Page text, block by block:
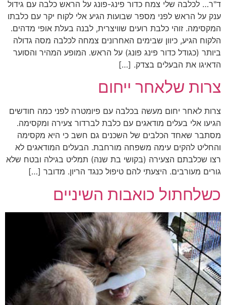
ד"ר… לכלבה שלי צמח כדור פינג-פונג על הראש כלבה עם גידול
ענק על הראש לפני מספר שבועות הגיע אלי לקוח יקר עם כלבתו
המקסימה. זוהי כלבת רועים שוויצרית, לבנה בעלת אופי מדהים.
הלקוח הגיע, כיוון שבימים האחרונים צמחה לכלבה מסה גדולה
ביותר (כגודל כדור פינג פונג) על הראש. המופע המהיר והסוער
הדאיגו את הבעלים בצדק. […]
צרות שלאחר ייחום
צרות לאחר יחום מעשה בכלבה עם פיומטרה לפני כמה חודשים
הגיעו אלי בעלים מודאגים עם כלבת לברדור צעירה ומקסימה.
מסתבר שאחד הכלבים של השכנים גם חשב כי היא מקסימה
והחליט להקים עימה משפחה מורחבת. הבעלים המודאגים לא
רצו שכלבתם הצעירה (בקושי בת שנה) תמליט בגילה ובטח שלא
גורים מעורבים. היצעתי להם טיפול כנגד הריון. מדובר […]
כשלחתול כואבות השיניים